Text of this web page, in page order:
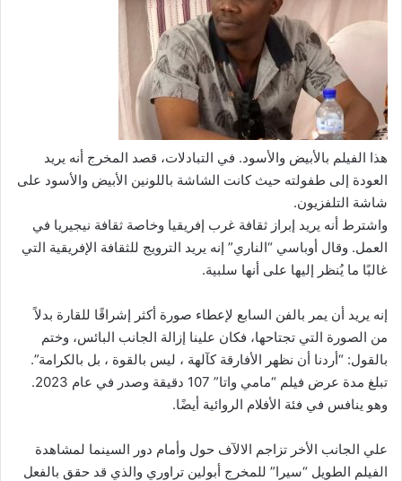
هذا الفيلم بالأبيض والأسود. في التبادلات، قصد المخرج أنه يريد
العودة إلى طفولته حيث كانت الشاشة باللونين الأبيض والأسود على
شاشة التلفزيون.
واشترط أنه يريد إبراز ثقافة غرب إفريقيا وخاصة ثقافة نيجيريا في
العمل. وقال أوباسي “الناري” إنه يريد الترويج للثقافة الإفريقية التي
غالبًا ما يُنظر إليها على أنها سلبية.
إنه يريد أن يمر بالفن السابع لإعطاء صورة أكثر إشراقًا للقارة بدلاً
من الصورة التي تجتاحها، فكان علينا إزالة الجانب البائس، وختم
بالقول: “أردنا أن نظهر الأفارقة كآلهة ، ليس بالقوة ، بل بالكرامة”.
تبلغ مدة عرض فيلم “مامي واتا” 107 دقيقة وصدر في عام 2023.
وهو ينافس في فئة الأفلام الروائية أيضًا.
علي الجانب الأخر تزاجم الالآف حول وأمام دور السينما لمشاهدة
الفيلم الطويل “سيرا” للمخرج أبولين تراوري والذي قد حقق بالفعل